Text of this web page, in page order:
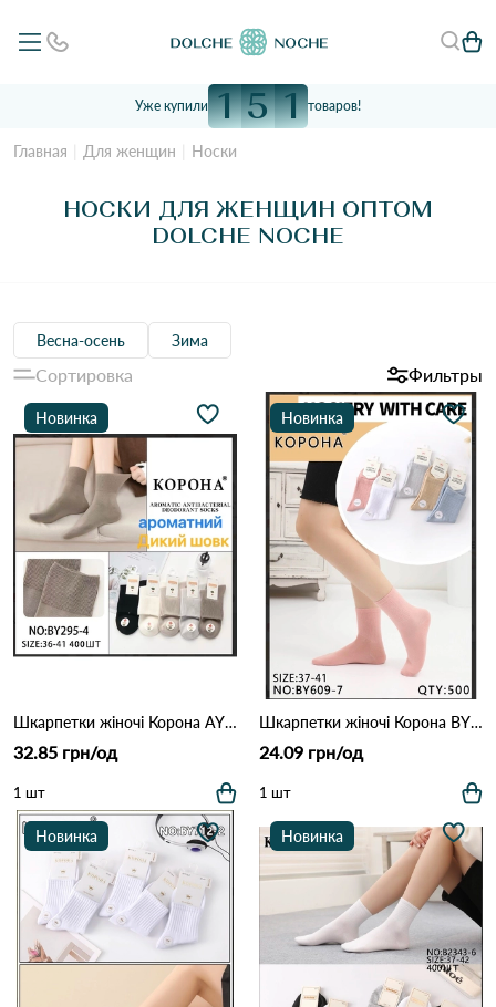
Уже купили 1 5 1 товаров!
Главная Для женщин Носки
НОСКИ ДЛЯ ЖЕНЩИН ОПТОМ
DOLCHE NOCHE
Весна-осень Зима
Сортировка Фильтры
Новинка
Шкарпетки жіночі Корона AY295-4 Різні кольори
32.85 грн/од
1 шт
Новинка
Шкарпетки жіночі Корона BY609-7 Різні кольори
24.09 грн/од
1 шт
Новинка Новинка